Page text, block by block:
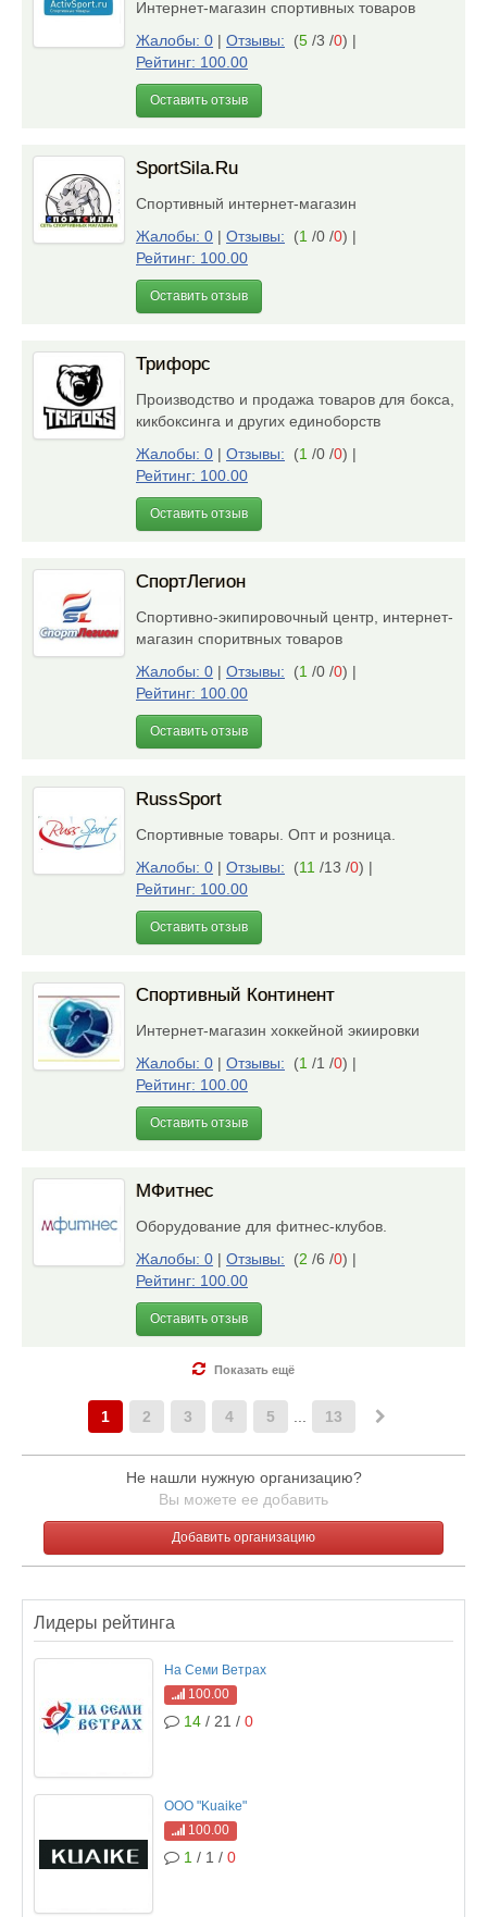
Интернет-магазин спортивных товаров
Жалобы: 0 | Отзывы: (5 /3 /0) |
Рейтинг: 100.00
Оставить отзыв
SportSila.Ru
Спортивный интернет-магазин
Жалобы: 0 | Отзывы: (1 /0 /0) |
Рейтинг: 100.00
Оставить отзыв
Трифорс
Производство и продажа товаров для бокса,
кикбоксинга и других единоборств
Жалобы: 0 | Отзывы: (1 /0 /0) |
Рейтинг: 100.00
Оставить отзыв
СпортЛегион
Спортивно-экипировочный центр, интернет-
магазин споритвных товаров
Жалобы: 0 | Отзывы: (1 /0 /0) |
Рейтинг: 100.00
Оставить отзыв
RussSport
Спортивные товары. Опт и розница.
Жалобы: 0 | Отзывы: (11 /13 /0) |
Рейтинг: 100.00
Оставить отзыв
Спортивный Континент
Интернет-магазин хоккейной экиировки
Жалобы: 0 | Отзывы: (1 /1 /0) |
Рейтинг: 100.00
Оставить отзыв
МФитнес
Оборудование для фитнес-клубов.
Жалобы: 0 | Отзывы: (2 /6 /0) |
Рейтинг: 100.00
Оставить отзыв
Показать ещё
1 2 3 4 5 13
Не нашли нужную организацию?
Вы можете ее добавить
Добавить организацию
Лидеры рейтинга
На Cеми Ветрах
100.00
14 / 21 / 0
ООО "Kuaike"
100.00
1 / 1 / 0